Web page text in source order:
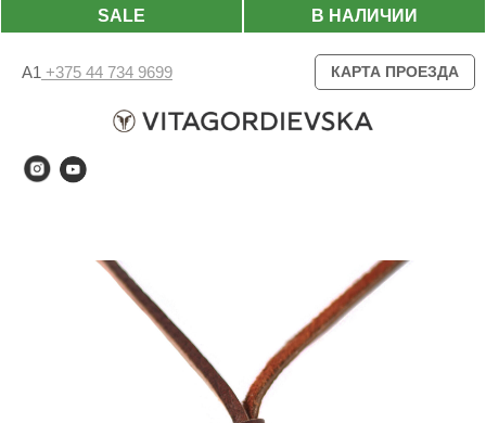
В НАЛИЧИИ
SALE
А1 +375 44 734 9699 КАРТА ПРОЕЗДА